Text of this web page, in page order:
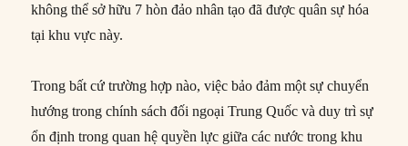
không thể sở hữu 7 hòn đảo nhân tạo đã được quân sự hóa
tại khu vực này.
Trong bất cứ trường hợp nào, việc bảo đảm một sự chuyển
hướng trong chính sách đối ngoại Trung Quốc và duy trì sự
ổn định trong quan hệ quyền lực giữa các nước trong khu